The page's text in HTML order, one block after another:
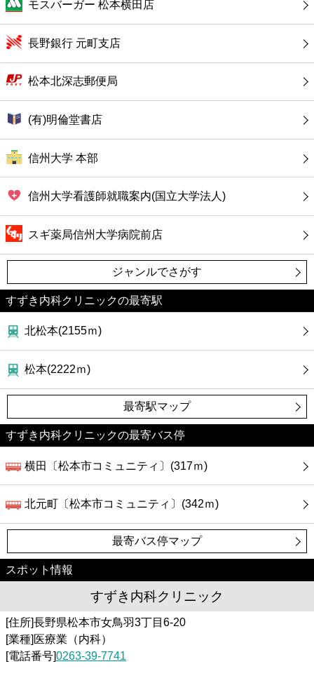
ホテル
モスバーガー 松本横田店
長野銀行 元町支店
松本北深志郵便局
(有)明倫堂書店
信州大学 本部
信州大学看護師就職案内(国立大学法人)
スギ薬局信州大学病院前店
ジャンルでさがす
すずき内科クリニックの最寄駅
北松本(2155ｍ)
松本(2222ｍ)
最寄駅マップ
すずき内科クリニックの最寄バス停
横田〔松本市コミュニティ〕(317ｍ)
北元町〔松本市コミュニティ〕(342ｍ)
最寄バス停マップ
スポット情報
すずき内科クリニック
[住所]長野県松本市女鳥羽3丁目6-20
[業種]医療業（内科）
[電話番号]0263-39-7741